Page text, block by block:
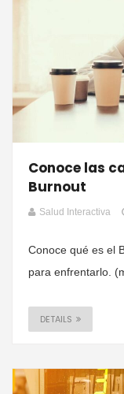
Conoce las
Burnout
Salud Interactiva
Conoce qué es el
para enfrentarlo.
DETAILS